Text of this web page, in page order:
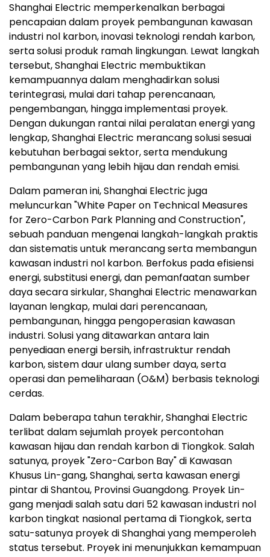
Shanghai Electric memperkenalkan berbagai
pencapaian dalam proyek pembangunan kawasan
industri nol karbon, inovasi teknologi rendah karbon,
serta solusi produk ramah lingkungan. Lewat langkah
tersebut, Shanghai Electric membuktikan
kemampuannya dalam menghadirkan solusi
terintegrasi, mulai dari tahap perencanaan,
pengembangan, hingga implementasi proyek.
Dengan dukungan rantai nilai peralatan energi yang
lengkap, Shanghai Electric merancang solusi sesuai
kebutuhan berbagai sektor, serta mendukung
pembangunan yang lebih hijau dan rendah emisi.
Dalam pameran ini, Shanghai Electric juga
meluncurkan "White Paper on Technical Measures
for Zero-Carbon Park Planning and Construction",
sebuah panduan mengenai langkah-langkah praktis
dan sistematis untuk merancang serta membangun
kawasan industri nol karbon. Berfokus pada efisiensi
energi, substitusi energi, dan pemanfaatan sumber
daya secara sirkular, Shanghai Electric menawarkan
layanan lengkap, mulai dari perencanaan,
pembangunan, hingga pengoperasian kawasan
industri. Solusi yang ditawarkan antara lain
penyediaan energi bersih, infrastruktur rendah
karbon, sistem daur ulang sumber daya, serta
operasi dan pemeliharaan (O&M) berbasis teknologi
cerdas.
Dalam beberapa tahun terakhir, Shanghai Electric
terlibat dalam sejumlah proyek percontohan
kawasan hijau dan rendah karbon di Tiongkok. Salah
satunya, proyek "Zero-Carbon Bay" di Kawasan
Khusus Lin-gang, Shanghai, serta kawasan energi
pintar di Shantou, Provinsi Guangdong. Proyek Lin-
gang menjadi salah satu dari 52 kawasan industri nol
karbon tingkat nasional pertama di Tiongkok, serta
satu-satunya proyek di Shanghai yang memperoleh
status tersebut. Proyek ini menunjukkan kemampuan